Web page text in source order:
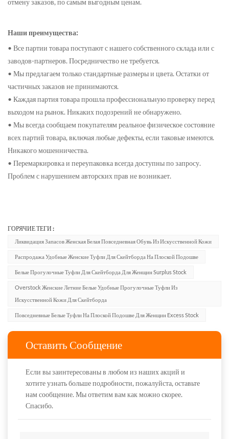
отмену заказов, по самым выгодным ценам.
Наши преимущества:
• Все партии товара поступают с нашего собственного склада или с
заводов-партнеров. Посредничество не требуется.
• Мы предлагаем только стандартные размеры и цвета. Остатки от
частичных заказов не принимаются.
• Каждая партия товара прошла профессиональную проверку перед
выходом на рынок. Никаких подозрений не обнаружено.
• Мы всегда сообщаем покупателям реальное физическое состояние
всех партий товара, включая любые дефекты, если таковые имеются.
Никакого мошенничества.
• Перемаркировка и переупаковка всегда доступны по запросу.
Проблем с нарушением авторских прав не возникает.
ГОРЯЧИЕ ТЕГИ :
Ликвидация Запасов Женская Белая Повседневная Обувь Из Искусственной Кожи
Распродажа Удобные Женские Туфли Для Скейтборда На Плоской Подошве
Белые Прогулочные Туфли Для Скейтборда Для Женщин Surplus Stock
Overstock Женские Летние Белые Удобные Прогулочные Туфли Из
Искусственной Кожи Для Скейтборда
Повседневные Белые Туфли На Плоской Подошве Для Женщин Excess Stock
Оставить Сообщение
Если вы заинтересованы в любом из наших акций и
хотите узнать больше подробности, пожалуйста, оставьте
нам сообщение. Мы ответим вам как можно скорее.
Спасибо.